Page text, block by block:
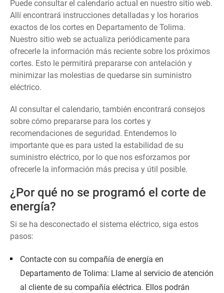
Puede consultar el calendario actual en nuestro sitio web.
Allí encontrará instrucciones detalladas y los horarios
exactos de los cortes en Departamento de Tolima.
Nuestro sitio web se actualiza periódicamente para
ofrecerle la información más reciente sobre los próximos
cortes. Esto le permitirá prepararse con antelación y
minimizar las molestias de quedarse sin suministro
eléctrico.
Al consultar el calendario, también encontrará consejos
sobre cómo prepararse para los cortes y
recomendaciones de seguridad. Entendemos lo
importante que es para usted la estabilidad de su
suministro eléctrico, por lo que nos esforzamos por
ofrecerle la información más precisa y útil posible.
¿Por qué no se programó el corte de
energía?
Si se ha desconectado el sistema eléctrico, siga estos
pasos:
Contacte con su compañía de energía en
Departamento de Tolima: Llame al servicio de atención
al cliente de su compañía eléctrica. Ellos podrán